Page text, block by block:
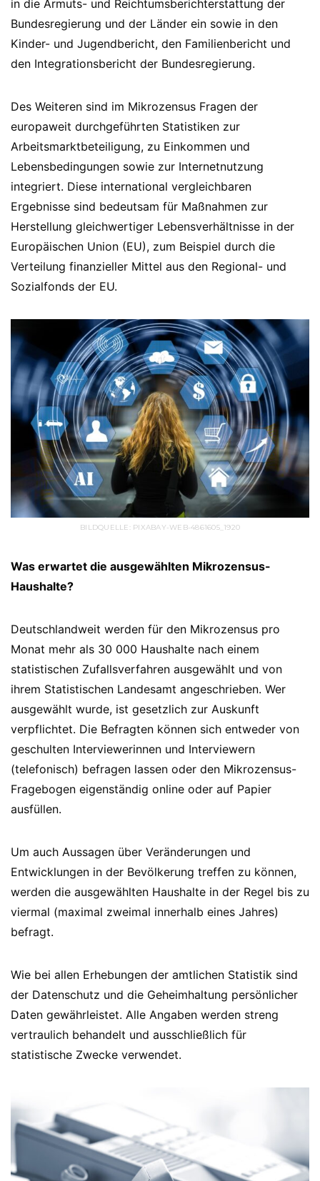
in die Armuts- und Reichtumsberichterstattung der
Bundesregierung und der Länder ein sowie in den
Kinder- und Jugendbericht, den Familienbericht und
den Integrationsbericht der Bundesregierung.
Des Weiteren sind im Mikrozensus Fragen der
europaweit durchgeführten Statistiken zur
Arbeitsmarktbeteiligung, zu Einkommen und
Lebensbedingungen sowie zur Internetnutzung
integriert. Diese international vergleichbaren
Ergebnisse sind bedeutsam für Maßnahmen zur
Herstellung gleichwertiger Lebensverhältnisse in der
Europäischen Union (EU), zum Beispiel durch die
Verteilung finanzieller Mittel aus den Regional- und
Sozialfonds der EU.
BILDQUELLE: PIXABAY-WEB-4861605_1920
Was erwartet die ausgewählten Mikrozensus-
Haushalte?
Deutschlandweit werden für den Mikrozensus pro
Monat mehr als 30 000 Haushalte nach einem
statistischen Zufallsverfahren ausgewählt und von
ihrem Statistischen Landesamt angeschrieben. Wer
ausgewählt wurde, ist gesetzlich zur Auskunft
verpflichtet. Die Befragten können sich entweder von
geschulten Interviewerinnen und Interviewern
(telefonisch) befragen lassen oder den Mikrozensus-
Fragebogen eigenständig online oder auf Papier
ausfüllen.
Um auch Aussagen über Veränderungen und
Entwicklungen in der Bevölkerung treffen zu können,
werden die ausgewählten Haushalte in der Regel bis zu
viermal (maximal zweimal innerhalb eines Jahres)
befragt.
Wie bei allen Erhebungen der amtlichen Statistik sind
der Datenschutz und die Geheimhaltung persönlicher
Daten gewährleistet. Alle Angaben werden streng
vertraulich behandelt und ausschließlich für
statistische Zwecke verwendet.